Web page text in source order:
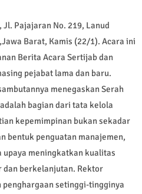
Pajajaran No. 219, Lanud
Barat, Kamis (22/1). Acara ini
Berita Acara Sertijab dan
pejabat lama dan baru.
menegaskan Serah
bagian dari tata kelola
kepemimpinan bukan sekadar
bentuk penguatan manajemen,
meningkatkan kualitas
berkelanjutan. Rektor
setinggi-tingginya